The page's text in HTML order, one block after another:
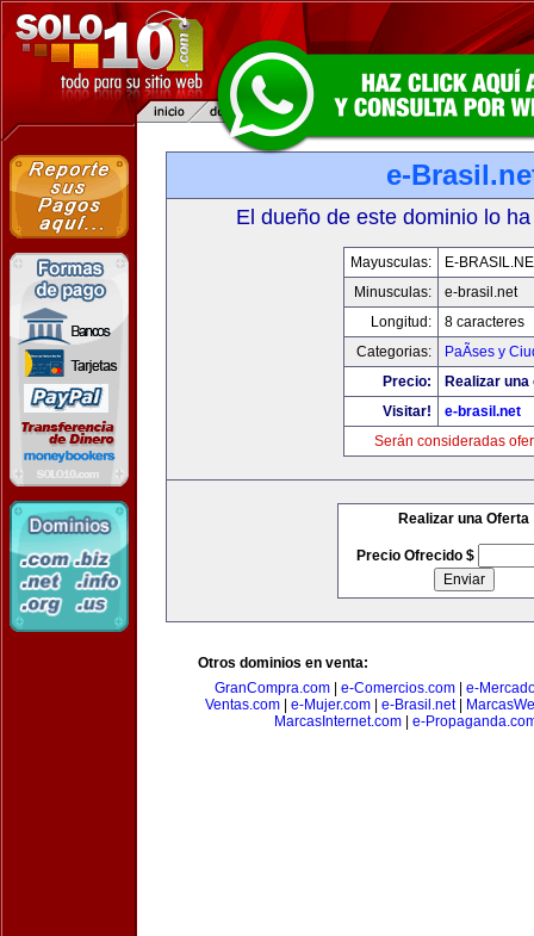
e-
El dueño de este dominio lo
Mayusculas:
E-
Minusculas:
e-brasil.net
Longitud:
8 caracteres
Categorias:
PaÃ­ses y
Precio:
Realizar
Visitar!
e-brasil.net
Serán consideradas
Realizar una Oferta
Precio Ofrecido $
Otros dominios en venta:
GranCompra.com
e-Comercios.com
e-
Ventas.com| e-Mujer.com| e-Brasil.net|
MarcasInternet.com
e-